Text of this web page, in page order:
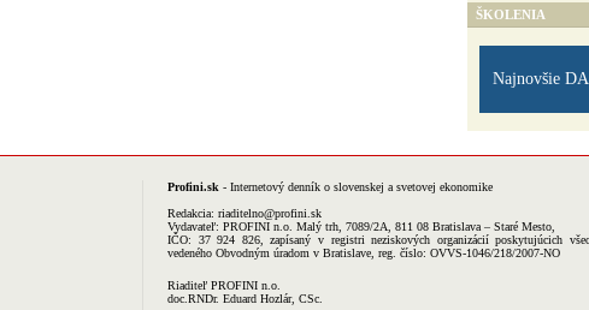
ŠKOLENIA
Najnovšie
Profini.sk - Internetový denník o slovenskej a svetovej ekonomike
Redakcia: riaditelno@profini.sk
Vydavateľ: PROFINI n.o. Malý trh, 7089/2A, 811 08 Bratislava – Staré Mesto,
IČO: 37 924 826, zapísaný v registri neziskových organizácií poskytujúcich
vedeného Obvodným úradom v Bratislave, reg. číslo: OVVS-1046/218/2007-NO
Riaditeľ PROFINI n.o.
doc.RNDr. Eduard Hozlár, CSc.